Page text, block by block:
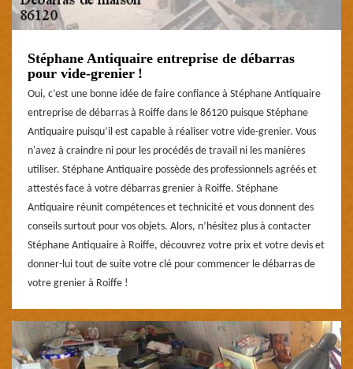
Stéphane Antiquaire entreprise de débarras
pour vide-grenier !
Oui, c’est une bonne idée de faire confiance à Stéphane Antiquaire
entreprise de débarras à Roiffe dans le 86120 puisque Stéphane
Antiquaire puisqu’il est capable à réaliser votre vide-grenier. Vous
n'avez à craindre ni pour les procédés de travail ni les manières
utiliser. Stéphane Antiquaire possède des professionnels agréés et
attestés face à votre débarras grenier à Roiffe. Stéphane
Antiquaire réunit compétences et technicité et vous donnent des
conseils surtout pour vos objets. Alors, n’hésitez plus à contacter
Stéphane Antiquaire à Roiffe, découvrez votre prix et votre devis et
donner-lui tout de suite votre clé pour commencer le débarras de
votre grenier à Roiffe !